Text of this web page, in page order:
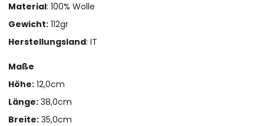
Material: 100% Wolle
Gewicht: 112gr
Herstellungsland: IT
Maße
Höhe: 12,0cm
Länge: 38,0cm
Breite: 35,0cm